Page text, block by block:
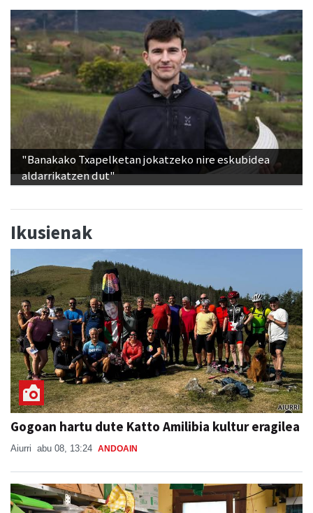
"Banakako Txapelketan jokatzeko nire eskubidea
aldarrikatzen dut"
Ikusienak
Gogoan hartu dute Katto Amilibia kultur eragilea
Aiurri abu 08, 13:24 ANDOAIN